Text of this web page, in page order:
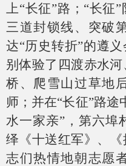
上“长征”路；“长征
三道封锁线、突破
达“历史转折”的遵
别体验了四渡赤水
桥、爬雪山过草地
师；并在“长征”路途
水一家亲”，第六埠
绎《十送红军》、
志们热情地朝志愿